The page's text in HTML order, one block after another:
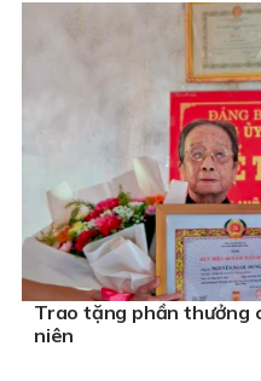
Trao tặng phần thưởng
niên